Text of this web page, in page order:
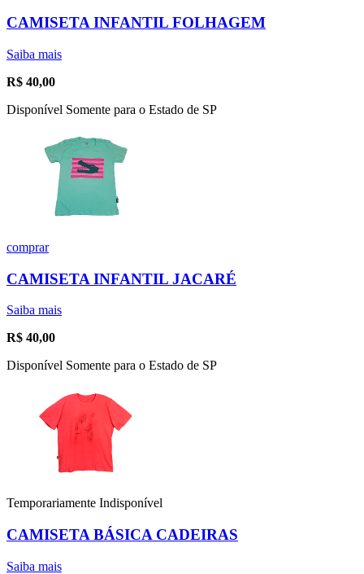
CAMISETA INFANTIL FOLHAGEM
Saiba mais
R$ 40,00
Disponível Somente para o Estado de SP
comprar
CAMISETA INFANTIL JACARÉ
Saiba mais
R$ 40,00
Disponível Somente para o Estado de SP
Temporariamente Indisponível
CAMISETA BÁSICA CADEIRAS
Saiba mais